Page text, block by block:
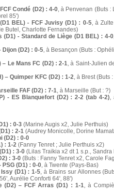
Condé (D2) : 4-0, à Penvenan (Buts :
85')
BEL) - FCF Juvisy (D1) : 0-5, à
Butel, Charlotte Fernandes)
(D1) - Standard de Liège (D1 BEL) : 4-0
Dijon (D2) : 0-5, à Besançon (Buts :
– Le Mans FC (D2) : 2-1, à Saint-Julien
– Quimper KFC (D2) : 1-2, à Brest (Buts
FAF (D2) : 7-1, à Marseille (But : ?)
- ES Blanquefort (D2) : 2-2 (tab 4-2),
: 0-3 (Marine Augis x2, Julie Perthuis)
: 2-1 (Audrey Monicolle, Dorine
(D2) : 0-0
: 1-2 (Fanny Tenret ; Julie Perthuis x2)
: 3-0 (Lilas Traïkia x2 dt 1 s.p., Sandra
: 3-0 (Buts : Fanny Tenret x2, Carole
(D1) : 0-0, à Twente (Pays-Bas)
Issy (D1) : 1-5, à Brains sur Allonnes
Aurélie Conforti 64', 88')
(D2) – FCF Arras (D1) : 1-1, à